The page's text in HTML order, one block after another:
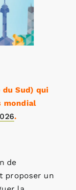
du Sud) qui
mondial
.
de
proposer un